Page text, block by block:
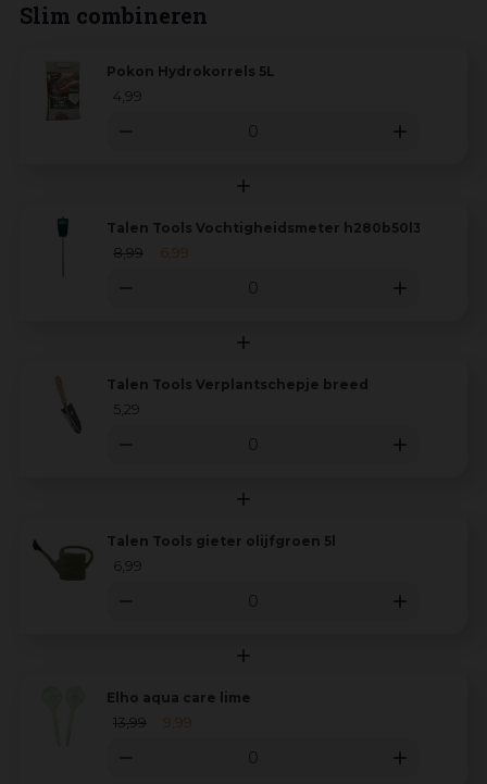
Slim combineren
Pokon Hydrokorrels 5L
4 99
Talen Tools Vochtigheidsmeter h280b50l35mm
8,99 699
Talen Tools Verplantschepje breed
5 29
Talen Tools gieter olijfgroen 5l
699
Elho aqua care lime
13,99 9 99